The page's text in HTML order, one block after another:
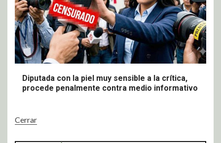
Diputada con la piel muy sensible a la crítica,
procede penalmente contra medio informativo
Cerrar